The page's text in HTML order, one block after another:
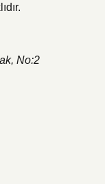
No:2